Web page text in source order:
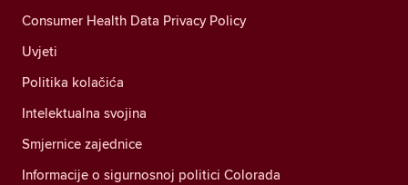
Consumer Health Data Privacy Policy
Uvjeti
Politika kolačića
Intelektualna svojina
Smjernice zajednice
Informacije o sigurnosnoj politici Colorada